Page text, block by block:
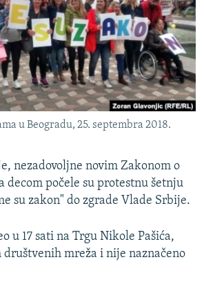
2024.
U BIH
u Beogradu, 25. septembra 2018.
nezadovoljne novim Zakonom o
decom počele su protestnu šetnju
su zakon" do zgrade Vlade Srbije.
u 17 sati na Trgu Nikole Pašića,
mreža i nije naznačeno